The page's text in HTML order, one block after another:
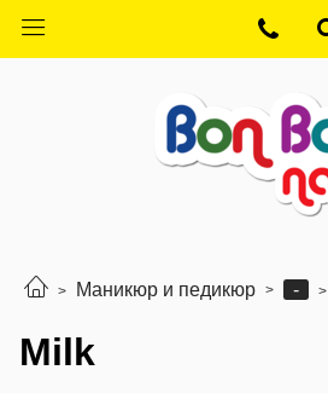
Маникюр и педикюр -
Milk